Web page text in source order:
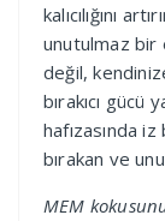
kalıcılığını
unutulmaz bir
değil,
bırakıcı gücü
hafızasında iz
bırakan ve
MEM